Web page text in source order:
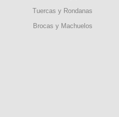
Tuercas y Rondanas
Brocas y Machuelos